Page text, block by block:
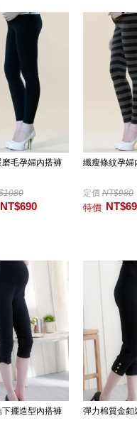
磨毛孕婦內搭褲
NT$690
纖瘦條紋孕婦
定價 NT$980
特價
下擺造型內搭褲 彈力棉質金釦